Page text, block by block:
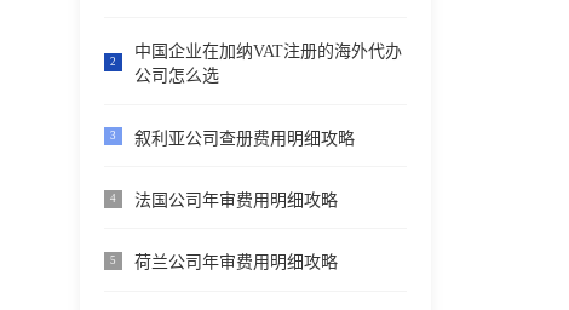
2
中国企业在加纳VAT注册的海外代办
公司怎么选
3 叙利亚公司查册费用明细攻略
4 法国公司年审费用明细攻略
5 荷兰公司年审费用明细攻略